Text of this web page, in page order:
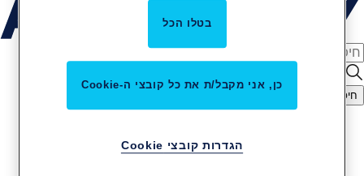
חיפוש
בטלו הכל
כן, אני מקבל/ת את כל קובצי ה-Cookie
הגדרות קובצי Cookie